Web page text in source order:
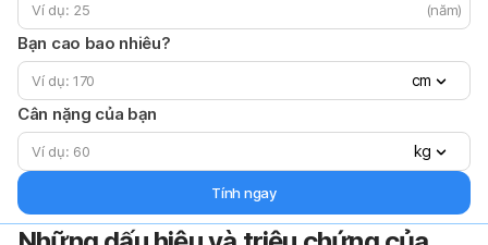
(năm)
Bạn cao bao nhiêu?
cm
Cân nặng của bạn
kg
Tính ngay